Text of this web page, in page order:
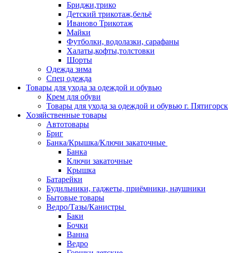
Бриджи,трико
Детский трикотаж,бельё
Иваново Трикотаж
Майки
Футболки, водолазки, сарафаны
Халаты,кофты,толстовки
Шорты
Одежда зима
Спец одежда
Товары для ухода за одеждой и обувью
Крем для обуви
Товары для ухода за одеждой и обувью г. Пятигорск
Хозяйственные товары
Автотовары
Бриг
Банка/Крышка/Ключи закаточные
Банка
Ключи закаточные
Крышка
Батарейки
Будильники, гаджеты, приёмники, наушники
Бытовые товары
Ведро/Тазы/Канистры
Баки
Бочки
Ванна
Ведро